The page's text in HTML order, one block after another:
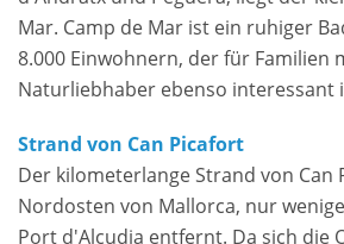
Mar. Camp de Mar ist ein ruhiger
8.000 Einwohnern, der für Familien
Naturliebhaber ebenso interessant
Strand von Can Picafort
Der kilometerlange Strand von Can
Nordosten von Mallorca, nur
Port d'Alcudia entfernt. Da sich die